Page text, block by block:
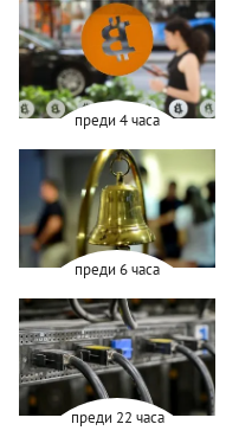
преди 4 часа
преди 6 часа
преди 22 часа